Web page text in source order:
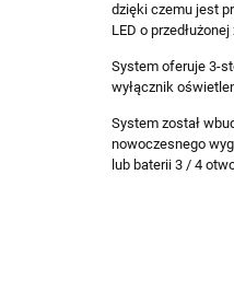
dzięki czemu jest
LED o
System oferuje 3-
wyłącznik
System został
nowoczesnego
lub baterii 3 / 4